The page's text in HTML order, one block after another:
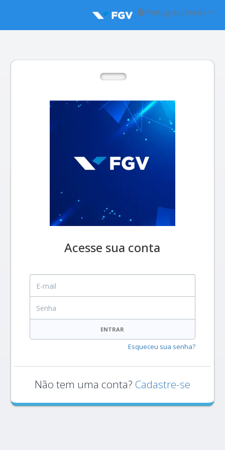
Português (Brasil)
Acesse sua conta
E-mail
ENTRAR
Esqueceu sua senha?
Não tem uma conta? Cadastre-se